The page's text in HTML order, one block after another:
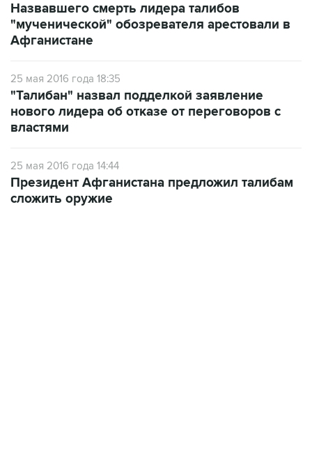
Назвавшего смерть лидера талибов
"мученической" обозревателя арестовали в
Афганистане
25 мая 2016 года 18:35
"Талибан" назвал подделкой заявление
нового лидера об отказе от переговоров с
властями
25 мая 2016 года 14:44
Президент Афганистана предложил талибам
сложить оружие